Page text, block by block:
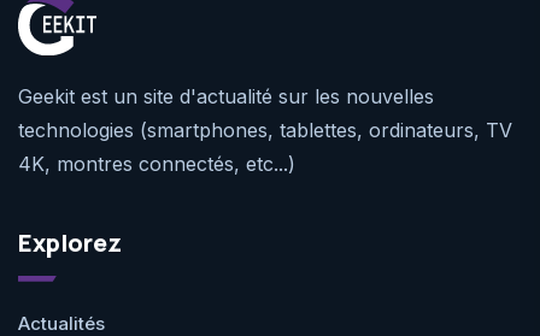
Geekit est un site d'actualité sur les nouvelles
technologies (smartphones, tablettes, ordinateurs, TV
4K, montres connectés, etc...)
Explorez
Actualités